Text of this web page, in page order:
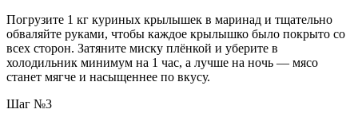
Погрузите 1 кг куриных крылышек в маринад и тщательно
обваляйте руками, чтобы каждое крылышко было покрыто со
всех сторон. Затяните миску плёнкой и уберите в
холодильник минимум на 1 час, а лучше на ночь — мясо
станет мягче и насыщеннее по вкусу.
Шаг №3